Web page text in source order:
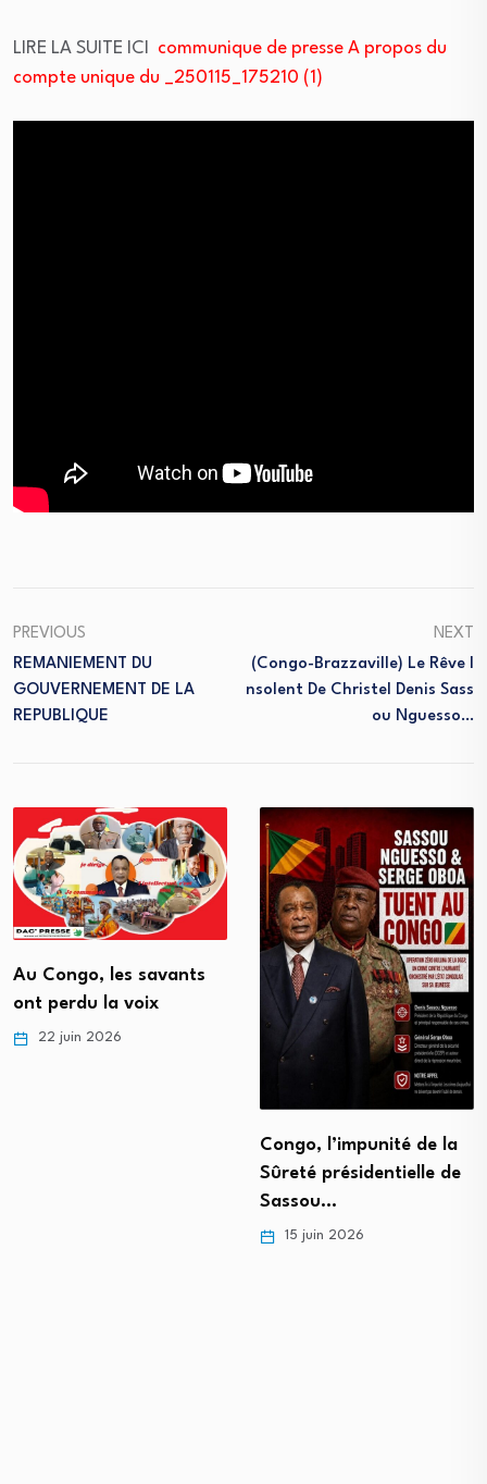
LIRE LA SUITE ICI communique de presse A propos du
compte unique du _250115_175210 (1)
PREVIOUS
REMANIEMENT DU
GOUVERNEMENT DE LA
REPUBLIQUE
NEXT
(Congo-Brazzaville) Le Rêve I
Nsolent De Christel Denis Sass
Ou Nguesso…
Au Congo, les savants
ont perdu la voix
22 juin 2026
Congo, l’impunité de la
Sûreté présidentielle de
Sassou…
15 juin 2026